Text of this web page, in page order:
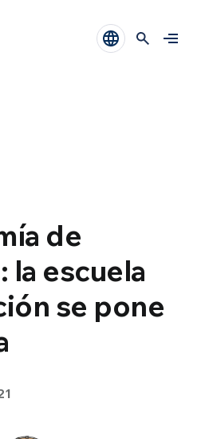
de
la escuela
se pone